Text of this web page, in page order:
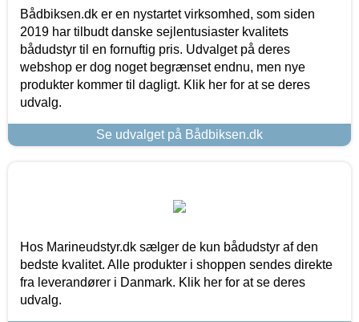
Bådbiksen.dk er en nystartet virksomhed, som siden
2019 har tilbudt danske sejlentusiaster kvalitets
bådudstyr til en fornuftig pris. Udvalget på deres
webshop er dog noget begrænset endnu, men nye
produkter kommer til dagligt. Klik her for at se deres
udvalg.
Se udvalget på Bådbiksen.dk
Hos Marineudstyr.dk sælger de kun bådudstyr af den
bedste kvalitet. Alle produkter i shoppen sendes direkte
fra leverandører i Danmark. Klik her for at se deres
udvalg.